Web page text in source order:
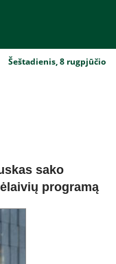
Šeštadienis, 8 rugpjūčio
sako
programą